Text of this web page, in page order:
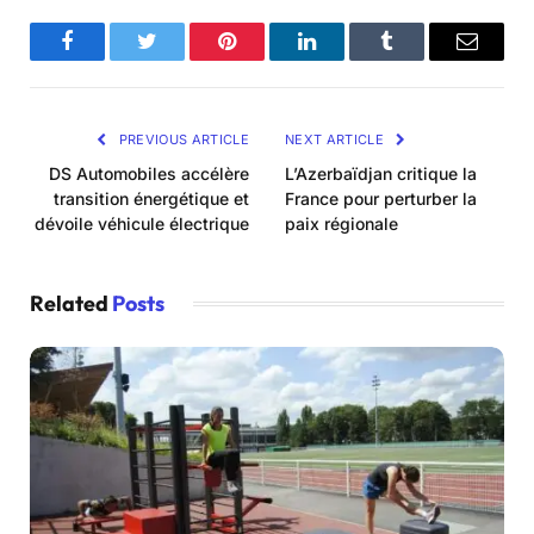
FacebookTwitter Pinterest LinkedInTumblr Email
PREVIOUS ARTICLE
DS Automobiles accélère
transition énergétique et
dévoile véhicule électrique
NEXT ARTICLE
L’Azerbaïdjan critique la
France pour perturber la
paix régionale
Related Posts